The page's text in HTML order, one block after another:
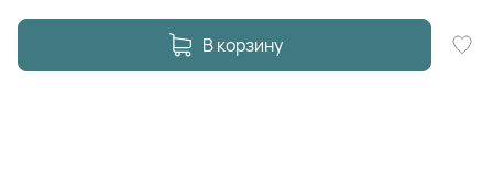
В корзину